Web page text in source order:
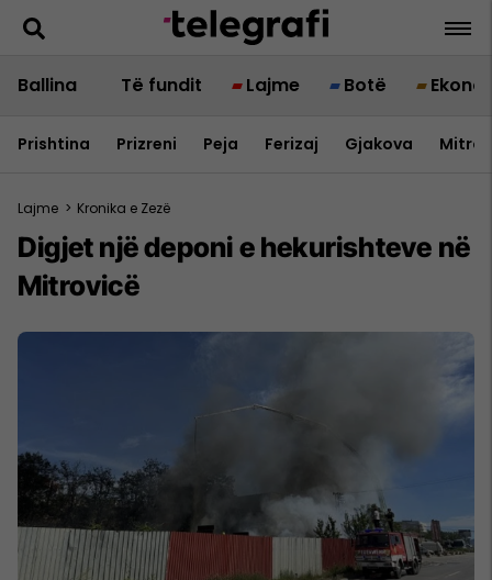
Ballina Të fundit Lajme Botë
Prishtina Prizreni Peja Ferizaj Gjakova
Lajme > Kronika e Zezë
​Digjet një deponi e hekurishteve në
Mitrovicë